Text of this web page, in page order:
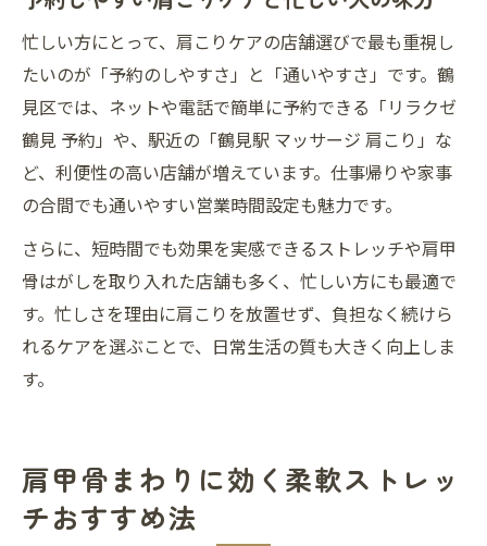
忙しい方にとって、肩こりケアの店舗選びで最も重視し
たいのが「予約のしやすさ」と「通いやすさ」です。鶴
見区では、ネットや電話で簡単に予約できる「リラクゼ
鶴見 予約」や、駅近の「鶴見駅 マッサージ 肩こり」な
ど、利便性の高い店舗が増えています。仕事帰りや家事
の合間でも通いやすい営業時間設定も魅力です。
さらに、短時間でも効果を実感できるストレッチや肩甲
骨はがしを取り入れた店舗も多く、忙しい方にも最適で
す。忙しさを理由に肩こりを放置せず、負担なく続けら
れるケアを選ぶことで、日常生活の質も大きく向上しま
す。
肩甲骨まわりに効く柔軟ストレッ
チおすすめ法